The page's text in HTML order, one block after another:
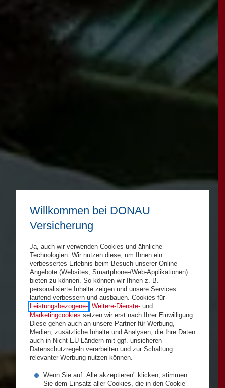
Willkommen bei DONAU
Versicherung
Ja, auch wir verwenden Cookies und ähnliche
Technologien. Wir nutzen diese, um Ihnen ein
verbessertes Erlebnis beim Besuch unserer Online-
Angebote (Websites, Smartphone-/Web-Applikationen)
bieten zu können. So können wir Ihnen z. B.
personalisierte Inhalte zeigen und unsere Services
laufend verbessern und ausbauen. Cookies für
Leistungsbezogene-, Weitere-Dienste-und
Marketingcookies setzen wir erst nach Ihrer Einwilligung.
Diese gehen auch an unsere Partner für Werbung,
Medien, zusätzliche Inhalte und Analysen, die Ihre Daten
auch in Nicht-EU-Ländern mit ggf. unsicheren
Datenschutzregeln verarbeiten und zur Schaltung
relevanter Werbung nutzen können.
Wenn Sie auf „Alle akzeptieren" klicken, stimmen
Sie dem Einsatz aller Cookies, die in den Cookie